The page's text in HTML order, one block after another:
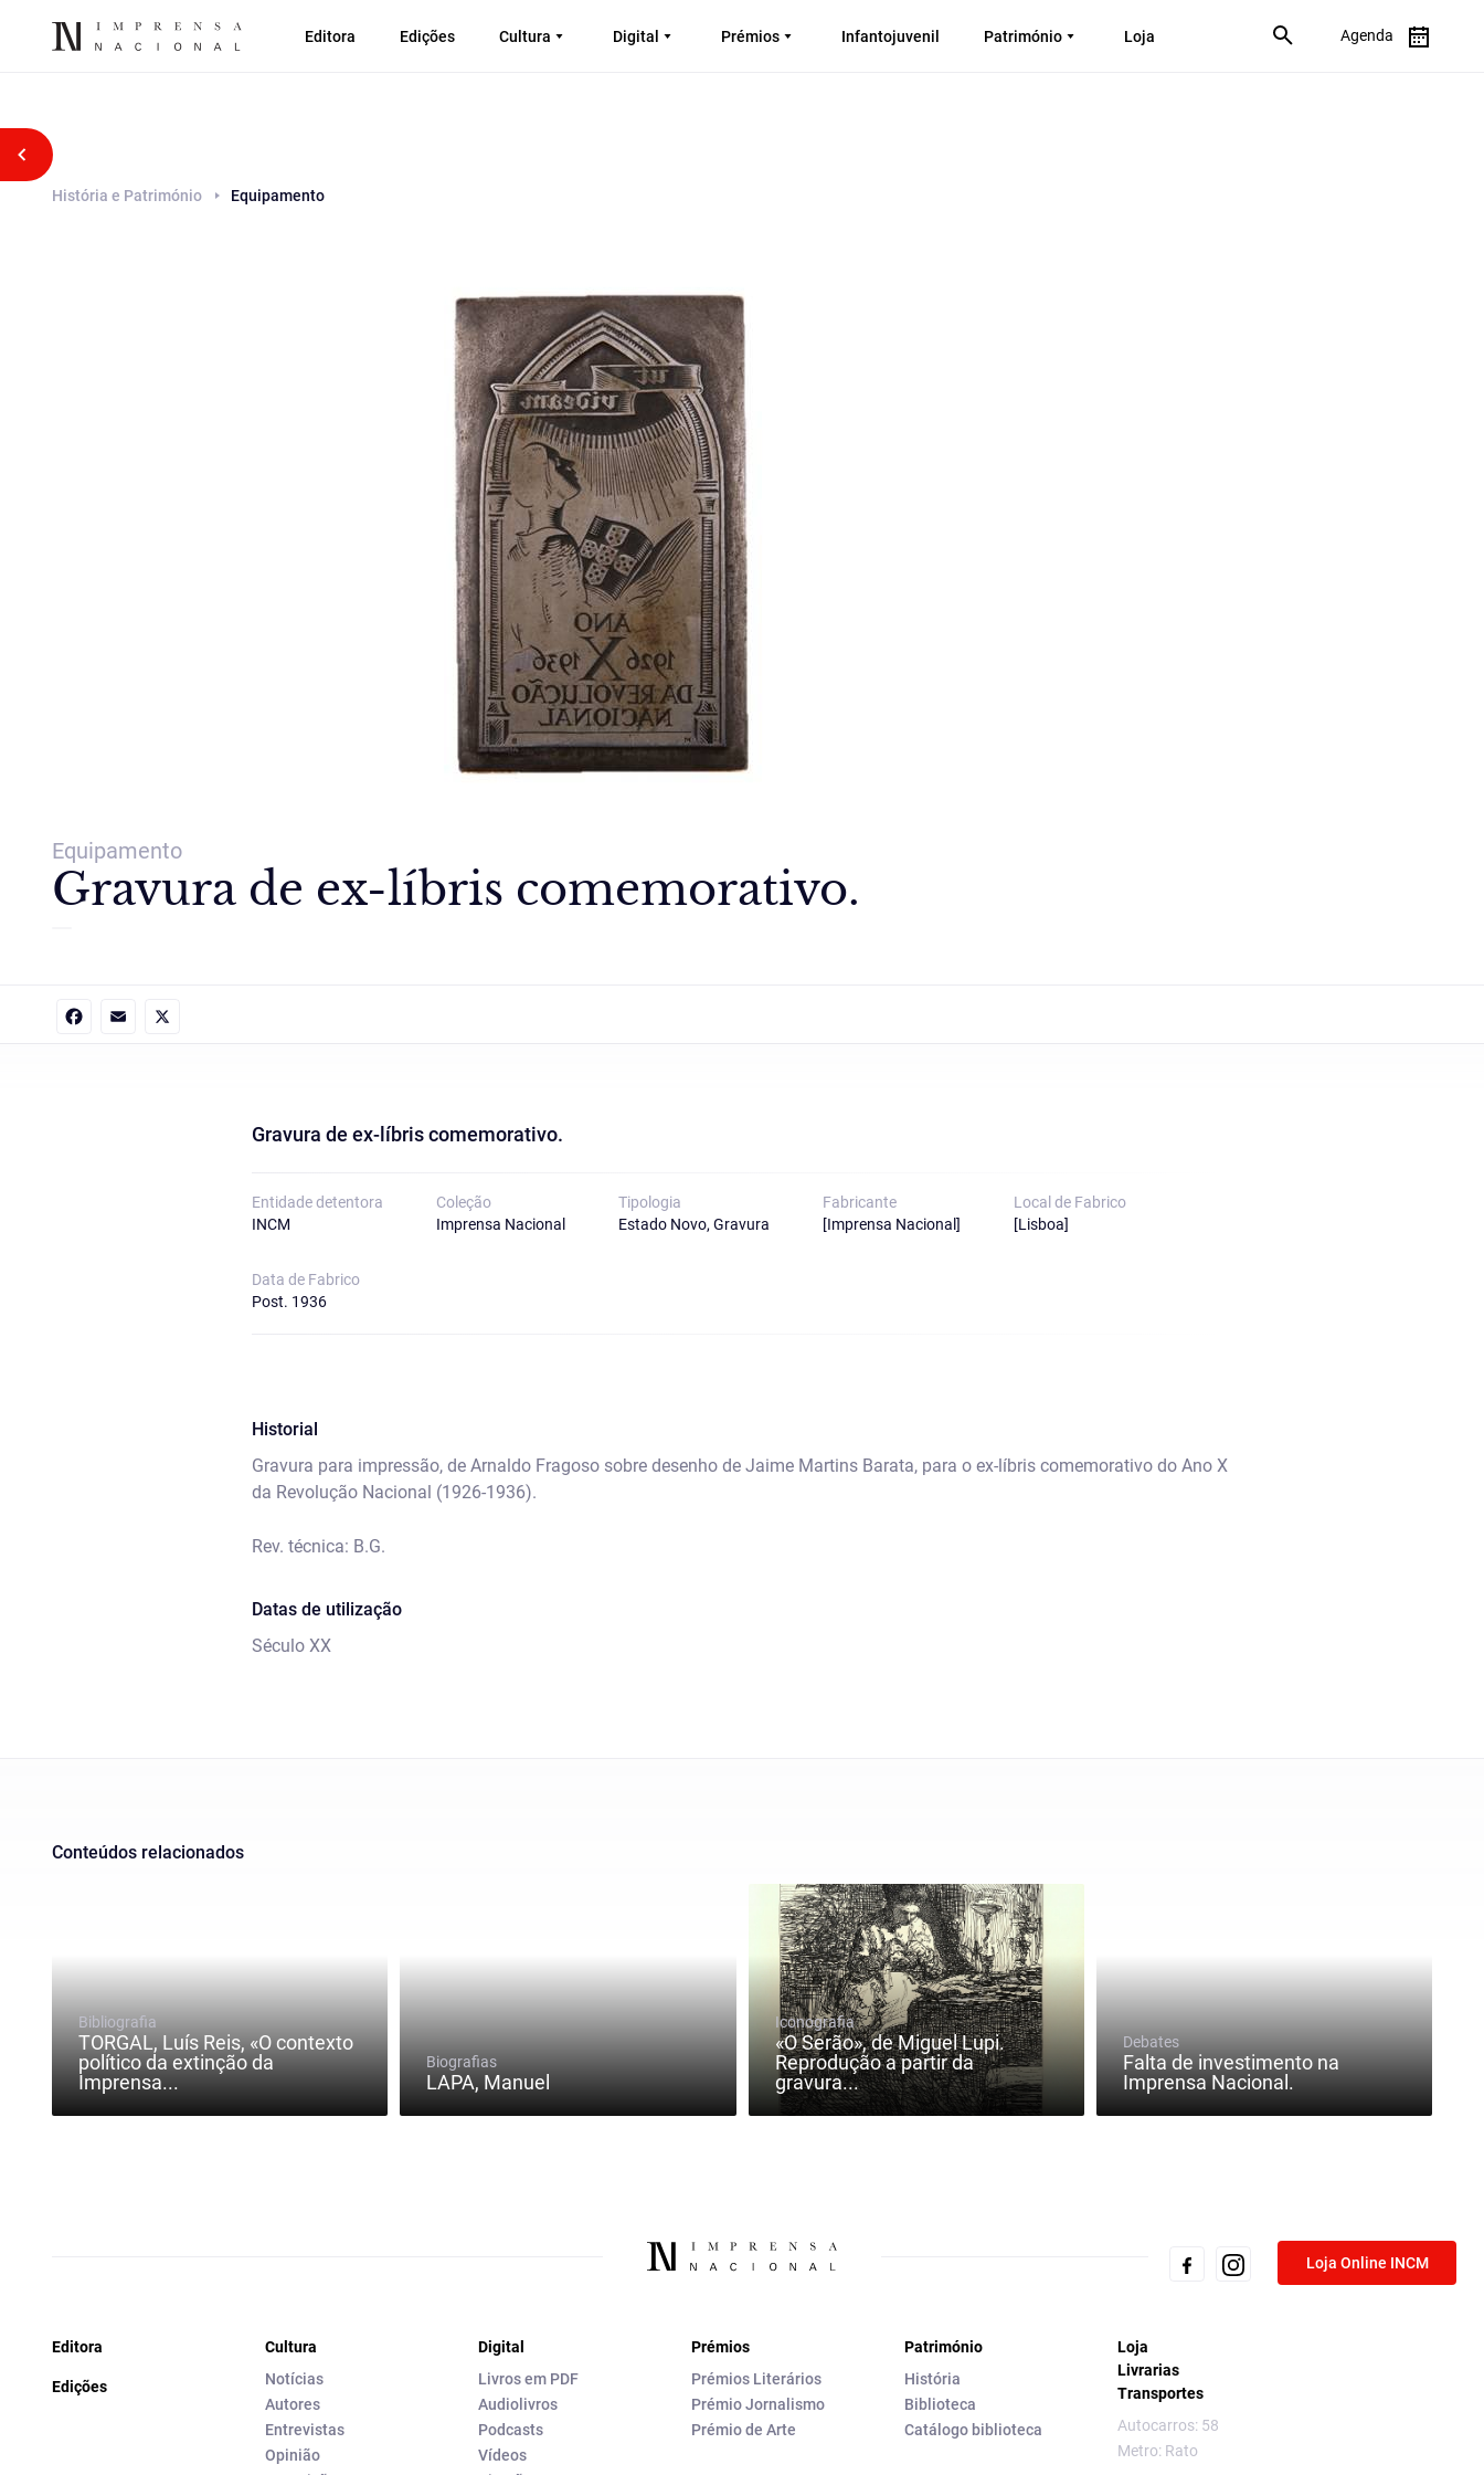
Editora Edições Cultura Digital Prémios Infantojuvenil Património Loja Agenda
Voltar atrás
História e Património Equipamento
Equipamento
Gravura de ex-líbris comemorativo.
Gravura de ex-líbris comemorativo.
Entidade detentora
INCM
Coleção
Imprensa Nacional
Tipologia
Estado Novo, Gravura
Fabricante
[Imprensa Nacional]
Local de Fabrico
[Lisboa]
Data de Fabrico
Post. 1936
Historial
Gravura para impressão, de Arnaldo Fragoso sobre desenho de Jaime Martins Barata, para o ex-líbris comemorativo do Ano X
da Revolução Nacional (1926-1936).
Rev. técnica: B.G.
Datas de utilização
Século XX
Conteúdos relacionados
Bibliografia
TORGAL, Luís Reis, «O contexto
político da extinção da
Imprensa...
Biografias
LAPA, Manuel
Iconografia
«O Serão», de Miguel Lupi.
Reprodução a partir da
gravura...
Debates
Falta de investimento na
Imprensa Nacional.
Loja Online INCM
Editora
Edições
Cultura
Notícias
Autores
Entrevistas
Opinião
Digital
Livros em PDF
Audiolivros
Podcasts
Vídeos
Prémios
Prémios Literários
Prémio Jornalismo
Prémio de Arte
Património
História
Biblioteca
Catálogo biblioteca
Loja
Livrarias
Transportes
Autocarros: 58
Metro: Rato